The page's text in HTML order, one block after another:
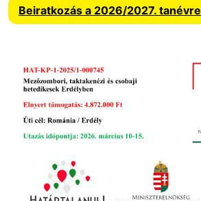
Beiratkozás a 2026/2027. tanévre